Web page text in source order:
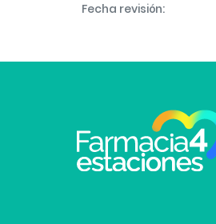
Fecha revisión: